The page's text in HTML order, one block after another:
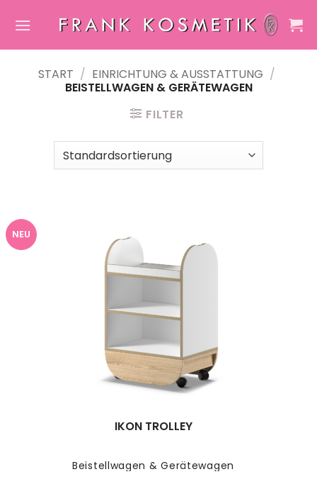
Inhalt
START / EINRICHTUNG & AUSSTATTUNG /
BEISTELLWAGEN & GERÄTEWAGEN
FILTER
NEU
Beistellwagen & Gerätewagen
IKON TROLLEY